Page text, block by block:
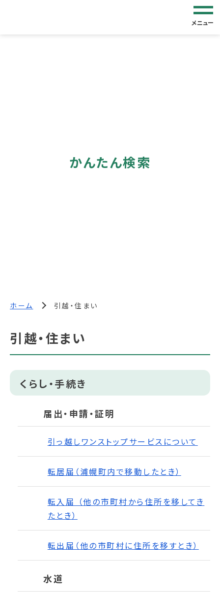
メニュー
かんたん検索
ホーム 引越・住まい
引越・住まい
くらし・手続き
届出・申請・証明
引っ越しワンストップサービスについて
転居届（浦幌町内で移動したとき）
転入届 （他の市町村から住所を移してき
たとき）
転出届（他の市町村に住所を移すとき）
水道